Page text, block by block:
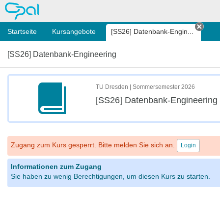
OPAL
Startseite Kursangebote [SS26] Datenbank-Engin...
Tab
[SS26] Datenbank-Engineering
TU Dresden | Sommersemester 2026
[SS26] Datenbank-Engineering
Zugang zum Kurs gesperrt. Bitte melden Sie sich an. Login
Informationen zum Zugang
Sie haben zu wenig Berechtigungen, um diesen Kurs zu starten.